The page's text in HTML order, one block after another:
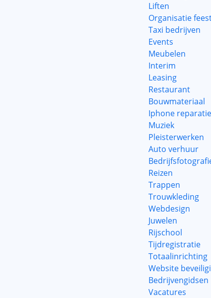
Liften
Organisatie
Taxi bedrijven
Events
Meubelen
Interim
Leasing
Restaurant
Bouwmateriaal
Iphone reparatie
Muziek
Pleisterwerken
Auto verhuur
Reizen
Trappen
Trouwkleding
Webdesign
Juwelen
Rijschool
Tijdregistratie
Totaalinrichting
Website
Bedrijvengidsen
Vacatures